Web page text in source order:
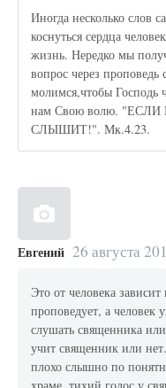
Иногда несколько слов
коснуться сердца
жизнь. Нередко мы
вопрос через проповедь
молимся,чтобы Господь
нам Свою волю.
СЛЫШИТ!". Мк.4.23.
Евгений 26 августа
Это от человека
проповедует, а человек
слушать священника
учит священник или
плохо слышно по